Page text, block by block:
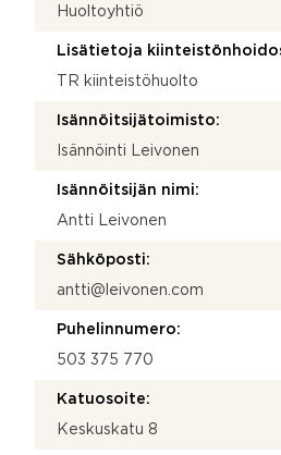
Huoltoyhtiö
Lisätietoja
TR kiinteistöhuolto
Isännöitsijätoimisto:
Isännöinti Leivonen
Isännöitsijän nimi:
Antti Leivonen
Sähköposti:
antti@leivonen.com
Puhelinnumero:
503 375 770
Katuosoite:
Keskuskatu 8